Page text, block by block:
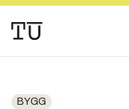
BYGG